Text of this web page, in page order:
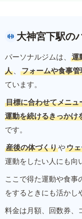
大神宮下駅の
パーソナルジムは、
運
人 、 フォームや食事
ています。
目標に合わせてメニュ
運動を続けるきっかけ
です。
産後の体づくりやウ
運動をしたい人にも向
ここで得た運動や食事
をするときにも活かし
料金は月額、回数券、